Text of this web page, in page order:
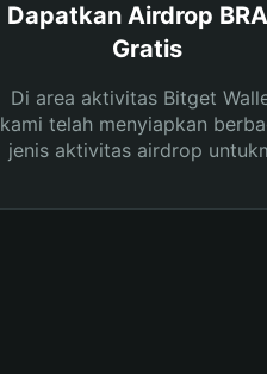
Dapatkan Airdrop
Gratis
Di area aktivitas Bitget
kami telah menyiapkan
jenis aktivitas airdrop